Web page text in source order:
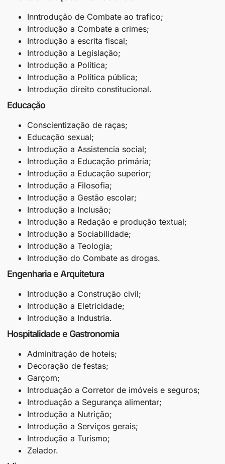
Inntrodução de Combate ao trafico;
Introdução a Combate a crimes;
Introdução a escrita fiscal;
Introdução a Legislação;
Introdução a Política;
Introdução a Política pública;
Introdução direito constitucional.
Educação
Conscientização de raças;
Educação sexual;
Introdução a Assistencia social;
Introdução a Educação primária;
Introdução a Educação superior;
Introdução a Filosofia;
Introdução a Gestão escolar;
Introdução a Inclusão;
Introdução a Redação e produção textual;
Introdução a Sociabilidade;
Introdução a Teologia;
Introdução do Combate as drogas.
Engenharia e Arquitetura
Introdução a Construção civil;
Introdução a Eletricidade;
Introdução a Industria.
Hospitalidade e Gastronomia
Adminitração de hoteis;
Decoração de festas;
Garçom;
Introduação a Corretor de imóveis e seguros;
Introduação a Segurança alimentar;
Introdução a Nutrição;
Introdução a Serviços gerais;
Introdução a Turismo;
Zelador.